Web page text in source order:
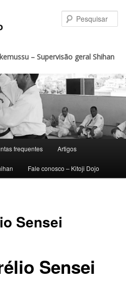
– Supervisão geral Shihan
frequentes Artigos
Fale conosco – Kitoji Dojo
Sensei
Sensei